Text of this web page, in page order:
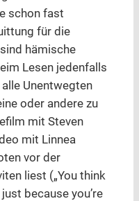
schon fast
für die
hämische
Lesen jedenfalls
Unentwegten
oder andere zu
mit Steven
mit Linnea
vor der
liest („You think
because you’re